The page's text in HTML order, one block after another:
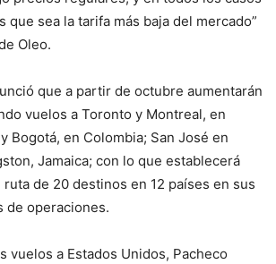
que sea la tarifa más baja del mercado”
Oleo.
que a partir de octubre aumentarán
vuelos a Toronto y Montreal, en
Bogotá, en Colombia; San José en
Jamaica; con lo que establecerá
ruta de 20 destinos en 12 países en sus
de operaciones.
vuelos a Estados Unidos, Pacheco